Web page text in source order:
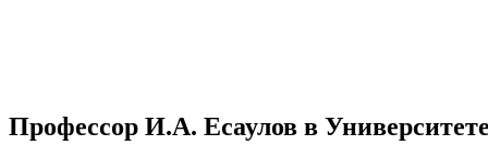
Профессор И.А. Есаулов в